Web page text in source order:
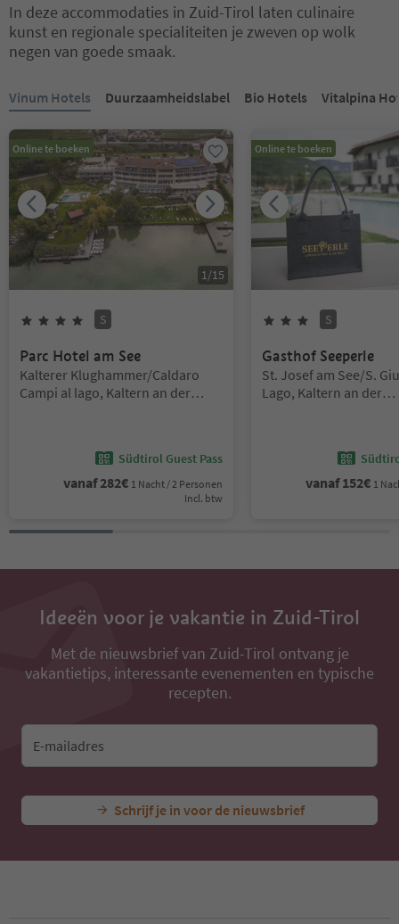
In deze accommodaties in Zuid-Tirol laten culinaire
kunst en regionale specialiteiten je zweven op wolk
negen van goede smaak.
Vinum Hotels Duurzaamheidslabel Bio Hotels Vitalpina
Online te boeken
1 /15
Sterren
S
Parc Hotel am See
Locatie:
Kalterer Klughammer/Caldaro
Campi al lago, Kaltern an der
Südtirol Guest Pass
vanaf282€ 1 Nacht / 2 Personen
Incl. btw
Online te boeken
Sterren
S
Gasthof Seeperle
Locatie:
St. Josef am See/S.
Lago, Kaltern an der
vanaf152€ 1
Ideeën voor je vakantie in Zuid-Tirol
Met de nieuwsbrief van Zuid-Tirol ontvang je
vakantietips, interessante evenementen en typische
recepten.
E-mailadres
Schrijf je in voor de nieuwsbrief